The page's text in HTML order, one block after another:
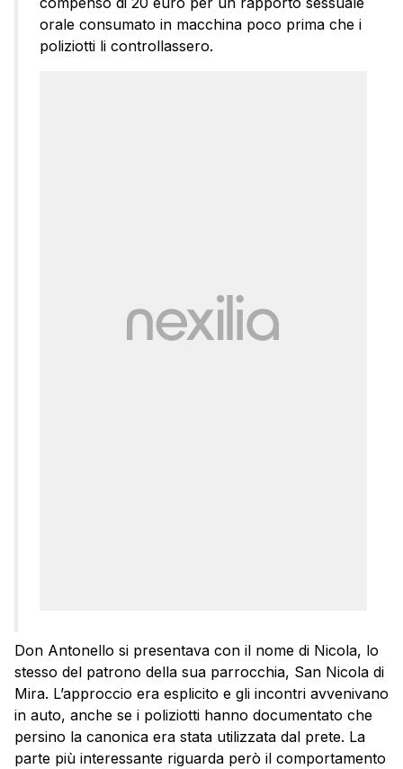
orale consumato in macchina poco prima che i
poliziotti li controllassero.
Don Antonello si presentava con il nome di Nicola, lo
stesso del patrono della sua parrocchia, San Nicola di
Mira. L’approccio era esplicito e gli incontri avvenivano
in auto, anche se i poliziotti hanno documentato che
persino la canonica era stata utilizzata dal prete. La
parte più interessante riguarda però il comportamento